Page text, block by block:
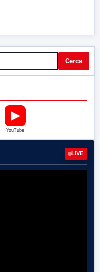
Cerca
▶
YouTube
LIVE